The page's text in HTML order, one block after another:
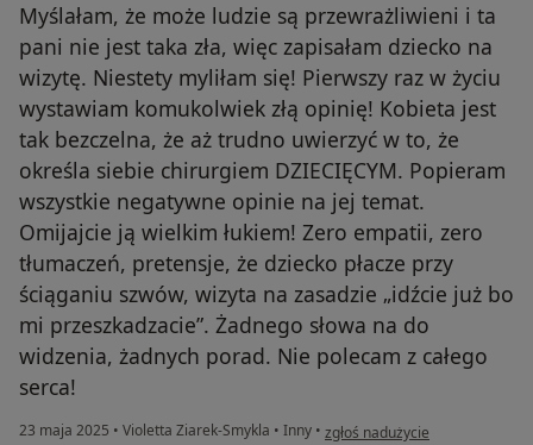
Myślałam, że może ludzie są przewrażliwieni i ta
pani nie jest taka zła, więc zapisałam dziecko na
wizytę. Niestety myliłam się! Pierwszy raz w życiu
wystawiam komukolwiek złą opinię! Kobieta jest
tak bezczelna, że aż trudno uwierzyć w to, że
określa siebie chirurgiem DZIECIĘCYM. Popieram
wszystkie negatywne opinie na jej temat.
Omijajcie ją wielkim łukiem! Zero empatii, zero
tłumaczeń, pretensje, że dziecko płacze przy
ściąganiu szwów, wizyta na zasadzie „idźcie już bo
mi przeszkadzacie”. Żadnego słowa na do
widzenia, żadnych porad. Nie polecam z całego
serca!
23 maja 2025 • Violetta Ziarek-Smykla • Inny • w opinii użytkownika Marta
zgłoś nadużycie